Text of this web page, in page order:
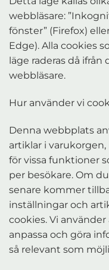
webbläsare:
fönster” (Firefox)
Edge). Alla cookies
läge raderas då
webbläsare.
Hur använder vi
Denna webbplats
artiklar i
för vissa funktioner
per besökare. Om
senare kommer
inställningar och
cookies. Vi
anpassa och göra
så relevant som